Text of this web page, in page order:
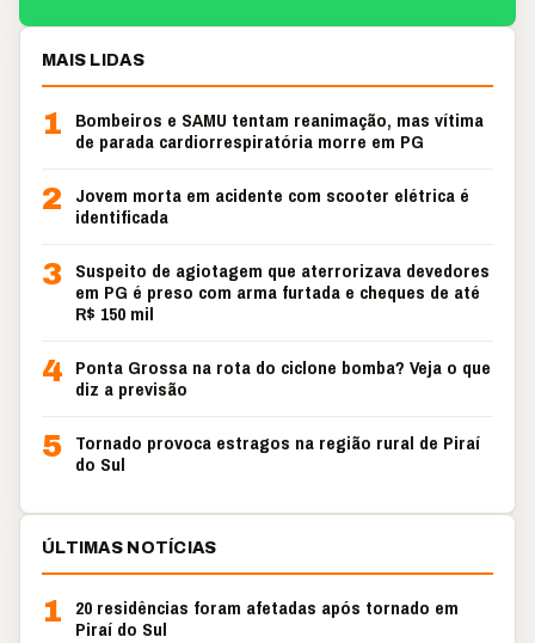
MAIS LIDAS
1
Bombeiros e SAMU tentam reanimação, mas vítima
de parada cardiorrespiratória morre em PG
2
Jovem morta em acidente com scooter elétrica é
identificada
3 Suspeito de agiotagem que aterrorizava devedores
em PG é preso com arma furtada e cheques de até
R$ 150 mil
4 Ponta Grossa na rota do ciclone bomba? Veja o que
diz a previsão
5 Tornado provoca estragos na região rural de Piraí
do Sul
ÚLTIMAS NOTÍCIAS
1
20 residências foram afetadas após tornado em
Piraí do Sul